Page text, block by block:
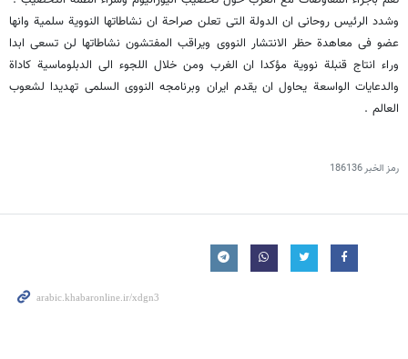
وشدد الرئیس روحانی ان الدولة التی تعلن صراحة ان نشاطاتها النوویة سلمیة وانها
عضو فی معاهدة حظر الانتشار النووی ویراقب المفتشون نشاطاتها لن تسعى ابدا
وراء انتاج قنبلة نوویة مؤکدا ان الغرب ومن خلال اللجوء الى الدبلوماسیة کاداة
والدعایات الواسعة یحاول ان یقدم ایران وبرنامجه النووی السلمی تهدیدا لشعوب
العالم .
رمز الخبر186136